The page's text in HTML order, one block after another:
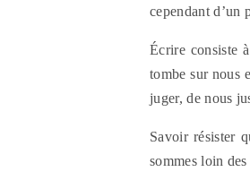
cependant d’un
Écrire consiste
tombe sur nous
juger, de nous
Savoir résister
sommes loin